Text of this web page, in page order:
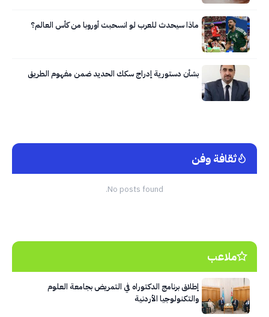
ماذا سيحدث للعرب لو انسحبت أوروبا من كأس العالم؟
بشأن دستورية إدراج سكك الحديد ضمن مفهوم الطريق
ثقافة وفن
No posts found.
ملاعب
إطلاق برنامج الدكتوراه في التمريض بجامعة العلوم
والتكنولوجيا الأردنية